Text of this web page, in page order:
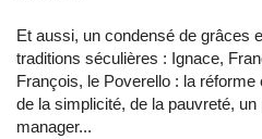
Et aussi, un condensé de grâces
traditions séculières : Ignace,
François, le Poverello : la réforme
de la simplicité, de la pauvreté,
manager...